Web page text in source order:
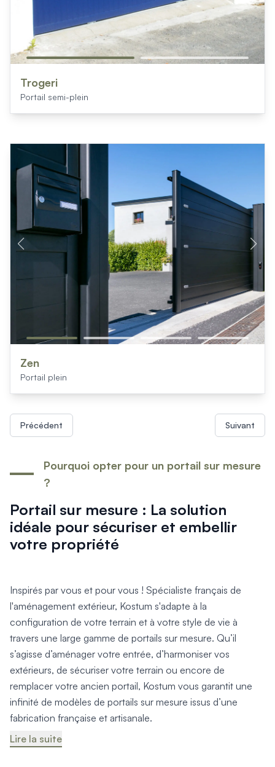
Trogeri
Portail semi-plein
Zen
Portail plein
Précédent Suivant
Portail sur mesure : La solution
idéale pour sécuriser et embellir
votre propriété
Pourquoi opter pour un portail sur mesure
?
Inspirés par vous et pour vous ! Spécialiste français de
l'aménagement extérieur, Kostum s'adapte à la
configuration de votre terrain et à votre style de vie à
travers une large gamme de portails sur mesure. Qu’il
s’agisse d’aménager votre entrée, d’harmoniser vos
extérieurs, de sécuriser votre terrain ou encore de
remplacer votre ancien portail, Kostum vous garantit une
infinité de modèles de portails sur mesure issus d’une
fabrication française et artisanale.
Lire la suite